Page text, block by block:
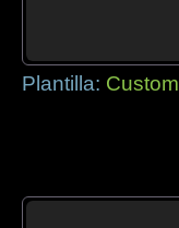
Plantilla: Custom